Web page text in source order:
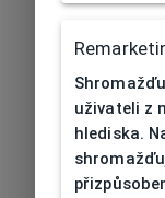
uživateli z
hlediska.